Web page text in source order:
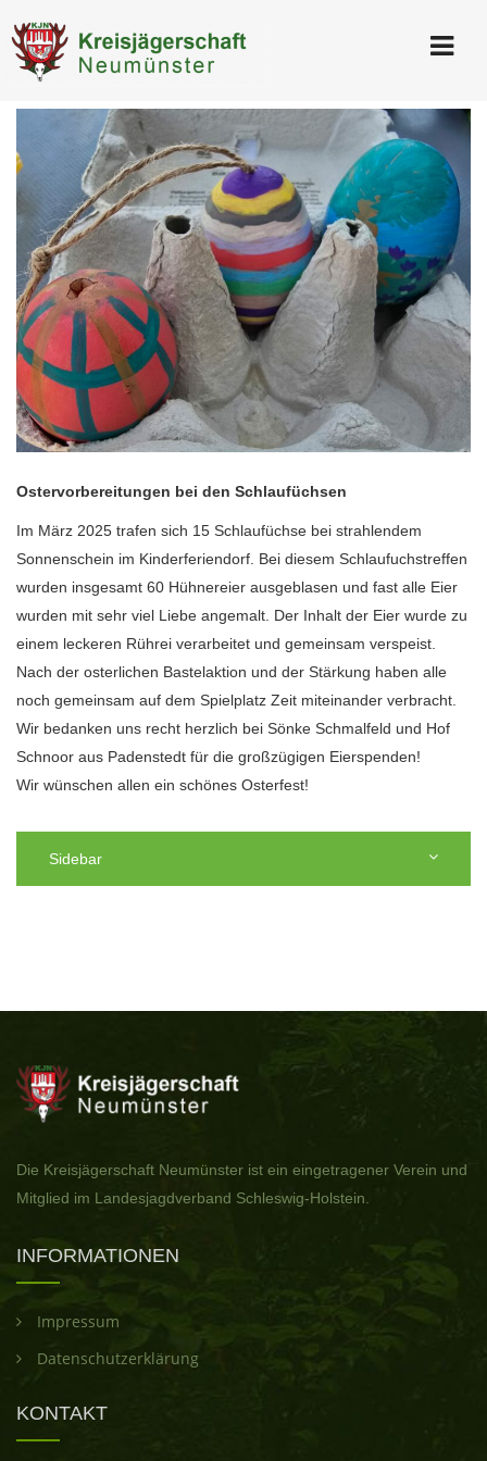
Ostervorbereitungen bei den Schlaufüchsen
Im März 2025 trafen sich 15 Schlaufüchse bei strahlendem
Sonnenschein im Kinderferiendorf. Bei diesem Schlaufuchstreffen
wurden insgesamt 60 Hühnereier ausgeblasen und fast alle Eier
wurden mit sehr viel Liebe angemalt. Der Inhalt der Eier wurde zu
einem leckeren Rührei verarbeitet und gemeinsam verspeist.
Nach der osterlichen Bastelaktion und der Stärkung haben alle
noch gemeinsam auf dem Spielplatz Zeit miteinander verbracht.
Wir bedanken uns recht herzlich bei Sönke Schmalfeld und Hof
Schnoor aus Padenstedt für die großzügigen Eierspenden!
Wir wünschen allen ein schönes Osterfest!
Sidebar
Die Kreisjägerschaft Neumünster ist ein eingetragener Verein und
Mitglied im Landesjagdverband Schleswig-Holstein.
INFORMATIONEN
Impressum
Datenschutzerklärung
KONTAKT